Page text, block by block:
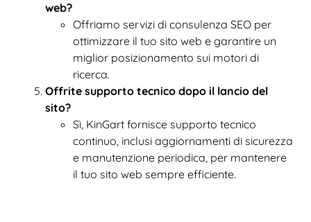
web?
Offriamo servizi di consulenza SEO per
ottimizzare il tuo sito web e garantire un
miglior posizionamento sui motori di
ricerca.
Offrite supporto tecnico dopo il lancio del
sito?
Sì, KinGart fornisce supporto tecnico
continuo, inclusi aggiornamenti di sicurezza
e manutenzione periodica, per mantenere
il tuo sito web sempre efficiente.